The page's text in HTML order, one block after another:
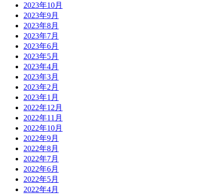
2023年10月
2023年9月
2023年8月
2023年7月
2023年6月
2023年5月
2023年4月
2023年3月
2023年2月
2023年1月
2022年12月
2022年11月
2022年10月
2022年9月
2022年8月
2022年7月
2022年6月
2022年5月
2022年4月